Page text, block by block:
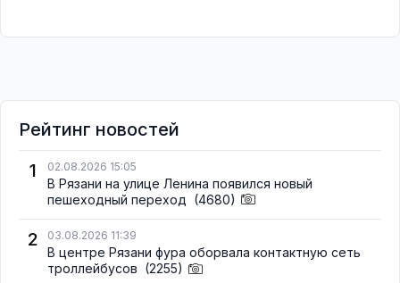
Рейтинг новостей
1
02.08.2026 15:05
В Рязани на улице Ленина появился новый
пешеходный переход (4680)
2 03.08.2026 11:39
В центре Рязани фура оборвала контактную сеть
троллейбусов (2255)